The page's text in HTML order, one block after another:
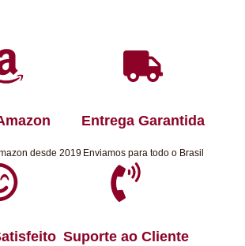
desde 2019
Entrega Garantida
Enviamos para todo o Brasil
Suporte ao Cliente